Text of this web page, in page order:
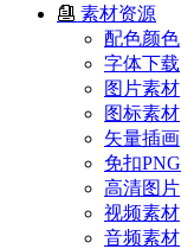
素材资源
配色颜色
字体下载
图片素材
图标素材
矢量插画
免扣PNG
高清图片
视频素材
音频素材